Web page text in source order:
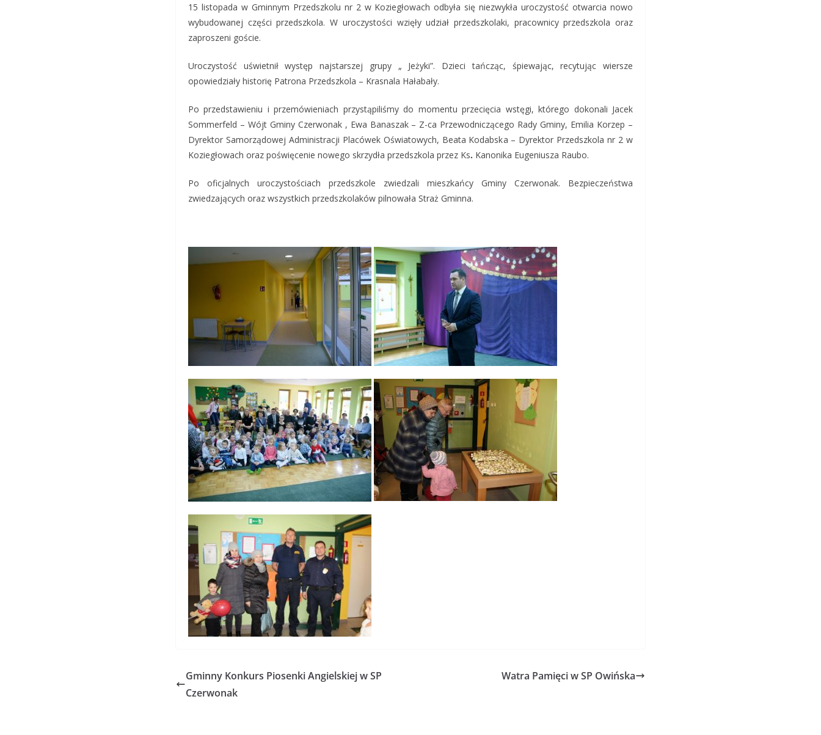
15 listopada w Gminnym Przedszkolu nr 2 w Koziegłowach odbyła się niezwykła uroczystość otwarcia nowo
wybudowanej części przedszkola. W uroczystości wzięły udział przedszkolaki, pracownicy przedszkola oraz
zaproszeni goście.
Uroczystość uświetnił występ najstarszej grupy „ Jeżyki”. Dzieci tańcząc, śpiewając, recytując wiersze
opowiedziały historię Patrona Przedszkola – Krasnala Hałabały.
Po przedstawieniu i przemówieniach przystąpiliśmy do momentu przecięcia wstęgi, którego dokonali Jacek
Sommerfeld – Wójt Gminy Czerwonak , Ewa Banaszak – Z-ca Przewodniczącego Rady Gminy, Emilia Korzep –
Dyrektor Samorządowej Administracji Placówek Oświatowych, Beata Kodabska – Dyrektor Przedszkola nr 2 w
Koziegłowach oraz poświęcenie nowego skrzydła przedszkola przez Ks. Kanonika Eugeniusza Raubo.
Po oficjalnych uroczystościach przedszkole zwiedzali mieszkańcy Gminy Czerwonak. Bezpieczeństwa
zwiedzających oraz wszystkich przedszkolaków pilnowała Straż Gminna.
Gminny Konkurs Piosenki Angielskiej w SP
Czerwonak
Watra Pamięci w SP Owińska